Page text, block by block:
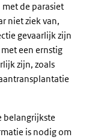
de parasiet
niet ziek van,
gevaarlijk zijn
een ernstig
zijn, zoals
belangrijkste
is nodig om